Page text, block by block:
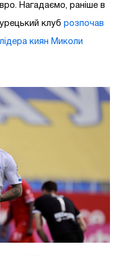
Нагадаємо, раніше в
клуб розпочав
киян Миколи